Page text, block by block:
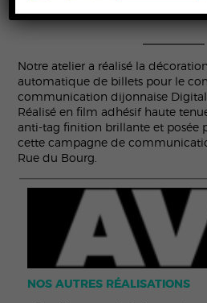
Notre atelier a réalisé la
automatique de billets pour le
communication dijonnaise Digital
Réalisé en film adhésif haute
anti-tag finition brillante et posée
cette campagne de
Rue du Bourg.
NOS AUTRES RÉALISATIONS